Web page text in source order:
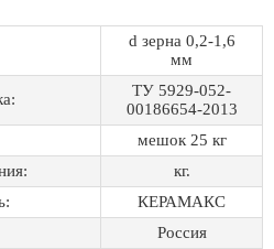
d зерна 0,2-1,6
мм
ТУ 5929-052-
00186654-2013
мешок 25 кг
кг.
КЕРАМАКС
Россия